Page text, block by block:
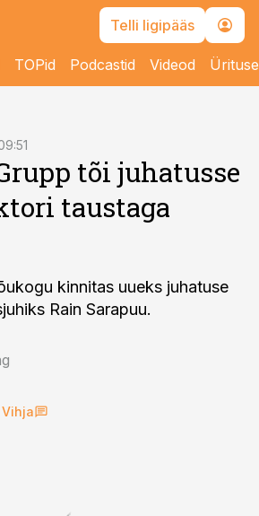
Telli ligipääs
TOPid Podcastid Videod
tõi juhatusse
taustaga
kinnitas uueks juhatuse
Rain Sarapuu.
Vihja